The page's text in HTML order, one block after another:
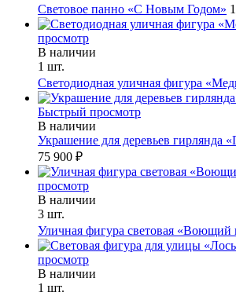
Световое панно «С Новым Годом»
просмотр
В наличии
1 шт.
Светодиодная уличная фигура
Быстрый просмотр
В наличии
Украшение для деревьев гирлянда
75 900 ₽
просмотр
В наличии
3 шт.
Уличная фигура световая «Воющий
просмотр
В наличии
1 шт.